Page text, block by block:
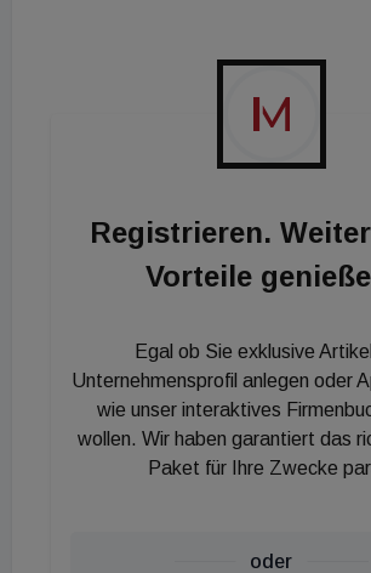
zum ÖNGI-Consultant ausbilden. Bei
Wohnkompanie wird die design- und
Hands-On-Marketing-Lady ihren
wie die klassische Marken-, Projekt-
Online-Marketing sowie die
Unternehmenswebsite legen.
Registrieren.
Vorteile
Egal ob Sie exklusive
Unternehmensprofil anlegen oder
wie unser interaktives
wollen. Wir haben garantiert das
Paket für Ihre Zwecke
oder